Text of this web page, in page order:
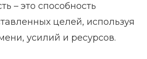
– это способность
целей, используя
усилий и ресурсов.